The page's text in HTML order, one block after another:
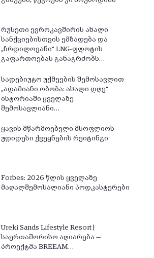
რუსეთი ევროკავშირის ახალი
სანქციებისთვის ემზადება და
„ჩრდილოვანი“ LNG-ფლოტის
გაფართოებას განაგრძობს…
სადებიუტო უქმეების შემოსავლით
„ადამიანი ობობა: ახალი დღე“
ისტორიაში ყველაზე
შემოსავლიანი…
ყავის მწარმოებელი მსოფლიოს
უდიდესი ქვეყნების რეიტინგი
Forbes: 2026 წლის ყველაზე
მაღალშემოსალიანი პოდკასტერები
Ureki Sands Lifestyle Resort |
საერთაშორისო აღიარება —
პროექტმა BREEAM…